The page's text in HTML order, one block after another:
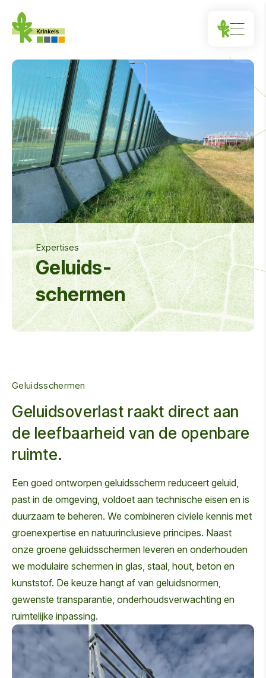
Expertises
Geluids-
schermen
Geluidsschermen
Geluidsoverlast raakt direct aan
de leefbaarheid van de openbare
ruimte.
Een goed ontworpen geluidsscherm reduceert geluid,
past in de omgeving, voldoet aan technische eisen en is
duurzaam te beheren. We combineren civiele kennis met
groenexpertise en natuurinclusieve principes. Naast
onze groene geluidsschermen leveren en onderhouden
we modulaire schermen in glas, staal, hout, beton en
kunststof. De keuze hangt af van geluidsnormen,
gewenste transparantie, onderhoudsverwachting en
ruimtelijke inpassing.